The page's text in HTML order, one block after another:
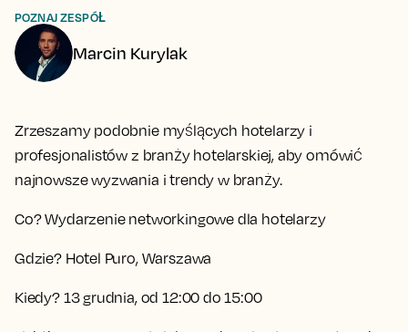
Zrzeszamy podobnie myślących hotelarzy i
profesjonalistów z branży hotelarskiej, aby omówić
najnowsze wyzwania i trendy w branży.
Co?Wydarzenie networkingowe dla hotelarzy
Gdzie? Hotel Puro, Warszawa
Kiedy?13 grudnia, od 12:00 do 15:00
POZNAJ ZESPÓŁ
Marcin Kurylak